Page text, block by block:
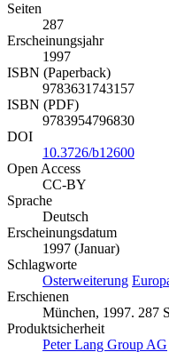
Seiten
287
Erscheinungsjahr
1997
ISBN (Paperback)
9783631743157
ISBN (PDF)
9783954796830
DOI
10.3726/b12600
Open Access
CC-BY
Sprache
Deutsch
Erscheinungsdatum
1997 (Januar)
Schlagworte
Osterweiterung
Erschienen
München, 1997. 287
Produktsicherheit
Peter Lang Group AG